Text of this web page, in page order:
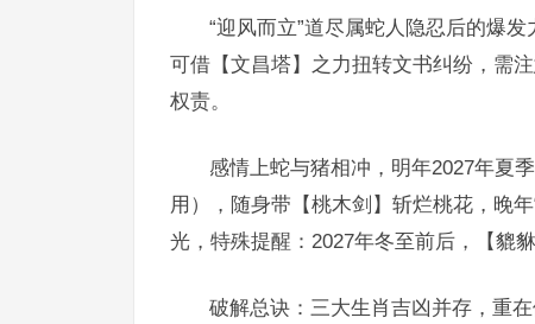
“迎风而立”道尽属蛇人隐忍后的爆
可借【文昌塔】之力扭转文书纠纷，需
权责。
感情上蛇与猪相冲，明年2027年夏
用），随身带【桃木剑】斩烂桃花，晚
光，特殊提醒：2027年冬至前后，【貔
破解总诀：三大生肖吉凶并存，重